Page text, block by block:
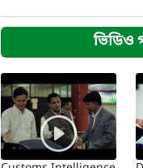
ভিডিও